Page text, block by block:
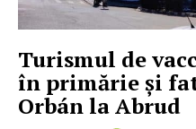
Turismul de
în primărie și
Orbán la Abrud